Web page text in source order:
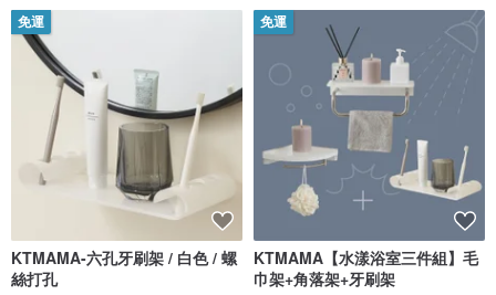
免運
KTMAMA-六孔牙刷架 / 白色 / 螺
絲打孔
免運
KTMAMA【水漾浴室三件組】毛
巾架+角落架+牙刷架